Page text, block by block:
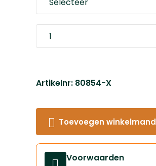
Artikelnr: 80854-X
Toevoegen winkelmand
Voorwaarden